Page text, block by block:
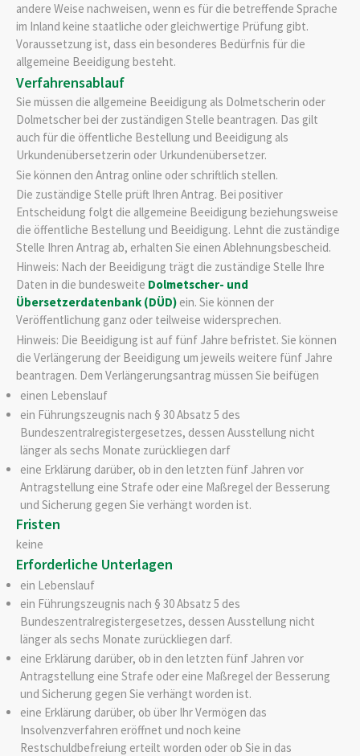
andere Weise nachweisen, wenn es für die betreffende Sprache
im Inland keine staatliche oder gleichwertige Prüfung gibt.
Voraussetzung ist, dass ein besonderes Bedürfnis für die
allgemeine Beeidigung besteht.
Verfahrensablauf
Sie müssen die allgemeine Beeidigung als Dolmetscherin oder
Dolmetscher bei der zuständigen Stelle beantragen. Das gilt
auch für die öffentliche Bestellung und Beeidigung als
Urkundenübersetzerin oder Urkundenübersetzer.
Sie können den Antrag online oder schriftlich stellen.
Die zuständige Stelle prüft Ihren Antrag. Bei positiver
Entscheidung folgt die allgemeine Beeidigung beziehungsweise
die öffentliche Bestellung und Beeidigung. Lehnt die zuständige
Stelle Ihren Antrag ab, erhalten Sie einen Ablehnungsbescheid.
Hinweis: Nach der Beeidigung trägt die zuständige Stelle Ihre
Daten in die bundesweite Dolmetscher- und
Übersetzerdatenbank (DÜD) ein. Sie können der
Veröffentlichung ganz oder teilweise widersprechen.
Hinweis: Die Beeidigung ist auf fünf Jahre befristet. Sie können
die Verlängerung der Beeidigung um jeweils weitere fünf Jahre
beantragen. Dem Verlängerungsantrag müssen Sie beifügen
einen Lebenslauf
ein Führungszeugnis nach § 30 Absatz 5 des
Bundeszentralregistergesetzes, dessen Ausstellung nicht
länger als sechs Monate zurückliegen darf
eine Erklärung darüber, ob in den letzten fünf Jahren vor
Antragstellung eine Strafe oder eine Maßregel der Besserung
und Sicherung gegen Sie verhängt worden ist.
Fristen
keine
Erforderliche Unterlagen
ein Lebenslauf
ein Führungszeugnis nach § 30 Absatz 5 des
Bundeszentralregistergesetzes, dessen Ausstellung nicht
länger als sechs Monate zurückliegen darf.
eine Erklärung darüber, ob in den letzten fünf Jahren vor
Antragstellung eine Strafe oder eine Maßregel der Besserung
und Sicherung gegen Sie verhängt worden ist.
eine Erklärung darüber, ob über Ihr Vermögen das
Insolvenzverfahren eröffnet und noch keine
Restschuldbefreiung erteilt worden oder ob Sie in das